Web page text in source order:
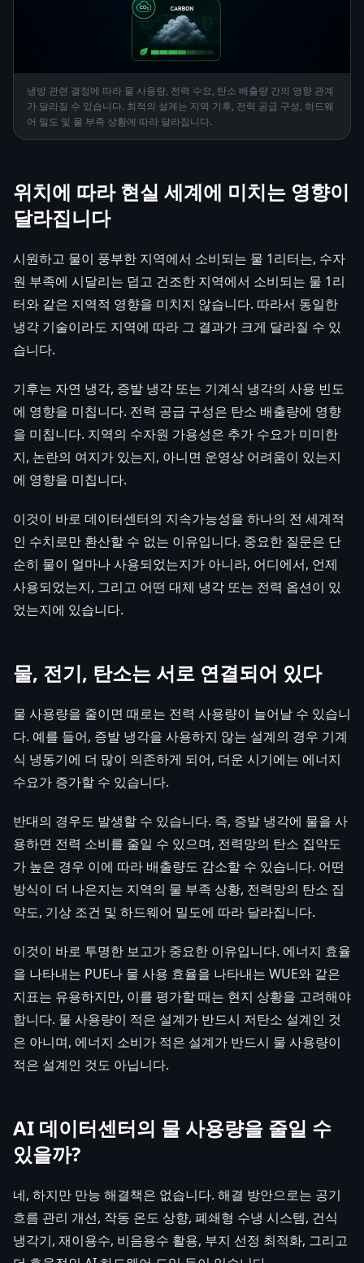
냉방 관련 결정에 따라 물 사용량, 전력 수요, 탄소 배출량 간의 영향 관계
가 달라질 수 있습니다. 최적의 설계는 지역 기후, 전력 공급 구성, 하드웨
어 밀도 및 물 부족 상황에 따라 달라집니다.
위치에 따라 현실 세계에 미치는 영향이
달라집니다
시원하고 물이 풍부한 지역에서 소비되는 물 1리터는, 수자
원 부족에 시달리는 덥고 건조한 지역에서 소비되는 물 1리
터와 같은 지역적 영향을 미치지 않습니다. 따라서 동일한
냉각 기술이라도 지역에 따라 그 결과가 크게 달라질 수 있
습니다.
기후는 자연 냉각, 증발 냉각 또는 기계식 냉각의 사용 빈도
에 영향을 미칩니다. 전력 공급 구성은 탄소 배출량에 영향
을 미칩니다. 지역의 수자원 가용성은 추가 수요가 미미한
지, 논란의 여지가 있는지, 아니면 운영상 어려움이 있는지
에 영향을 미칩니다.
이것이 바로 데이터센터의 지속가능성을 하나의 전 세계적
인 수치로만 환산할 수 없는 이유입니다. 중요한 질문은 단
순히 물이 얼마나 사용되었는지가 아니라, 어디에서, 언제
사용되었는지, 그리고 어떤 대체 냉각 또는 전력 옵션이 있
었는지에 있습니다.
물, 전기, 탄소는 서로 연결되어 있다
물 사용량을 줄이면 때로는 전력 사용량이 늘어날 수 있습니
다. 예를 들어, 증발 냉각을 사용하지 않는 설계의 경우 기계
식 냉동기에 더 많이 의존하게 되어, 더운 시기에는 에너지
수요가 증가할 수 있습니다.
반대의 경우도 발생할 수 있습니다. 즉, 증발 냉각에 물을 사
용하면 전력 소비를 줄일 수 있으며, 전력망의 탄소 집약도
가 높은 경우 이에 따라 배출량도 감소할 수 있습니다. 어떤
방식이 더 나은지는 지역의 물 부족 상황, 전력망의 탄소 집
약도, 기상 조건 및 하드웨어 밀도에 따라 달라집니다.
이것이 바로 투명한 보고가 중요한 이유입니다. 에너지 효율
을 나타내는 PUE나 물 사용 효율을 나타내는 WUE와 같은
지표는 유용하지만, 이를 평가할 때는 현지 상황을 고려해야
합니다. 물 사용량이 적은 설계가 반드시 저탄소 설계인 것
은 아니며, 에너지 소비가 적은 설계가 반드시 물 사용량이
적은 설계인 것도 아닙니다.
AI 데이터센터의 물 사용량을 줄일 수
있을까?
네, 하지만 만능 해결책은 없습니다. 해결 방안으로는 공기
흐름 관리 개선, 작동 온도 상향, 폐쇄형 수냉 시스템, 건식
냉각기, 재이용수, 비음용수 활용, 부지 선정 최적화, 그리고